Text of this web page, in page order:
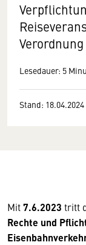
Lesedauer: 5
Stand: 18.04.2024
Mit7.6.2023 tritt
Rechte und